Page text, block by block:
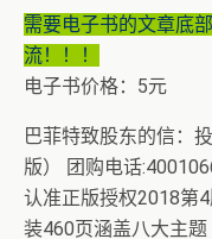
需要电子书的文章底
流！！！
电子书价格：5元
巴菲特致股东的信：
版） 团购电话
认准正版授权2018第
装460页涵盖八大主